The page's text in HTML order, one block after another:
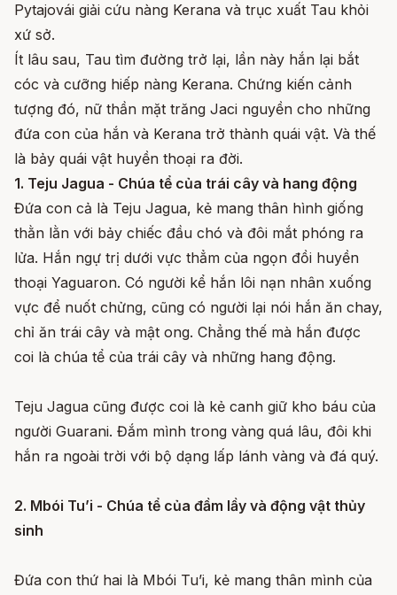
Pytajovái giải cứu nàng Kerana và trục xuất Tau khỏi
xứ sở.
Ít lâu sau, Tau tìm đường trở lại, lần này hắn lại bắt
cóc và cưỡng hiếp nàng Kerana. Chứng kiến cảnh
tượng đó, nữ thần mặt trăng Jaci nguyền cho những
đứa con của hắn và Kerana trở thành quái vật. Và thế
là bảy quái vật huyền thoại ra đời.
1. Teju Jagua - Chúa tể của trái cây và hang động
Đứa con cả là Teju Jagua, kẻ mang thân hình giống
thằn lằn với bảy chiếc đầu chó và đôi mắt phóng ra
lửa. Hắn ngự trị dưới vực thẳm của ngọn đồi huyền
thoại Yaguaron. Có người kể hắn lôi nạn nhân xuống
vực để nuốt chửng, cũng có người lại nói hắn ăn chay,
chỉ ăn trái cây và mật ong. Chẳng thế mà hắn được
coi là chúa tể của trái cây và những hang động.
Teju Jagua cũng được coi là kẻ canh giữ kho báu của
người Guarani. Đắm mình trong vàng quá lâu, đôi khi
hắn ra ngoài trời với bộ dạng lấp lánh vàng và đá quý.
2. Mbói Tu’i - Chúa tể của đầm lầy và động vật thủy
sinh
Đứa con thứ hai là Mbói Tu’i, kẻ mang thân mình của